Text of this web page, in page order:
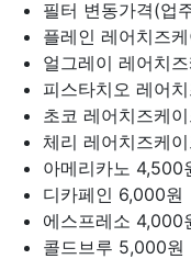
필터 변동가격(업
플레인 레어치즈
얼그레이 레어치
피스타치오 레어
초코 레어치즈케
체리 레어치즈케
아메리카노 4,500
디카페인 6,000원
에스프레소 4,000
콜드브루 5,000원